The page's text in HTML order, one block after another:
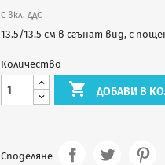
С вкл. ДДС
13.5/13.5 см в сгънат вид, с
Количество
 ДОБАВИ В
Споделяне